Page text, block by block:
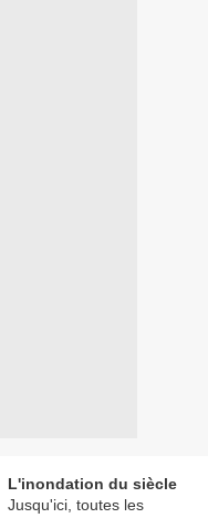
L'inondation du siècle
Jusqu'ici, toutes les